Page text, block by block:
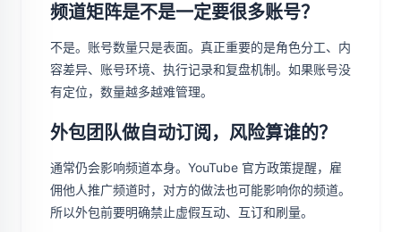
频道矩阵是不是一定要很多账号？
不是。账号数量只是表面。真正重要的是角色分工、内
容差异、账号环境、执行记录和复盘机制。如果账号没
有定位，数量越多越难管理。
外包团队做自动订阅，风险算谁的？
通常仍会影响频道本身。YouTube 官方政策提醒，雇
佣他人推广频道时，对方的做法也可能影响你的频道。
所以外包前要明确禁止虚假互动、互订和刷量。